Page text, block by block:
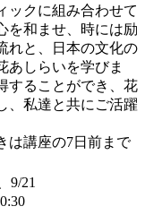
ックに組み合わせて
を和ませ、時には励
れと、日本の文化の
あしらいを学びま
することができ、花
、私達と共にご活躍
は講座の7日前まで
9/21